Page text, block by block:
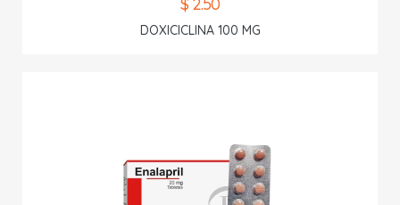
DOXICICLINA 100 MG